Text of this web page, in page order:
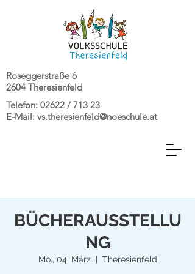
Telefon: 02622 / 713 23
E-Mail: vs.theresienfeld@noeschule.at
Roseggerstraße 6
2604 Theresienfeld
BÜCHERAUSSTELLU
NG
Mo., 04. März
  |
Theresienfeld